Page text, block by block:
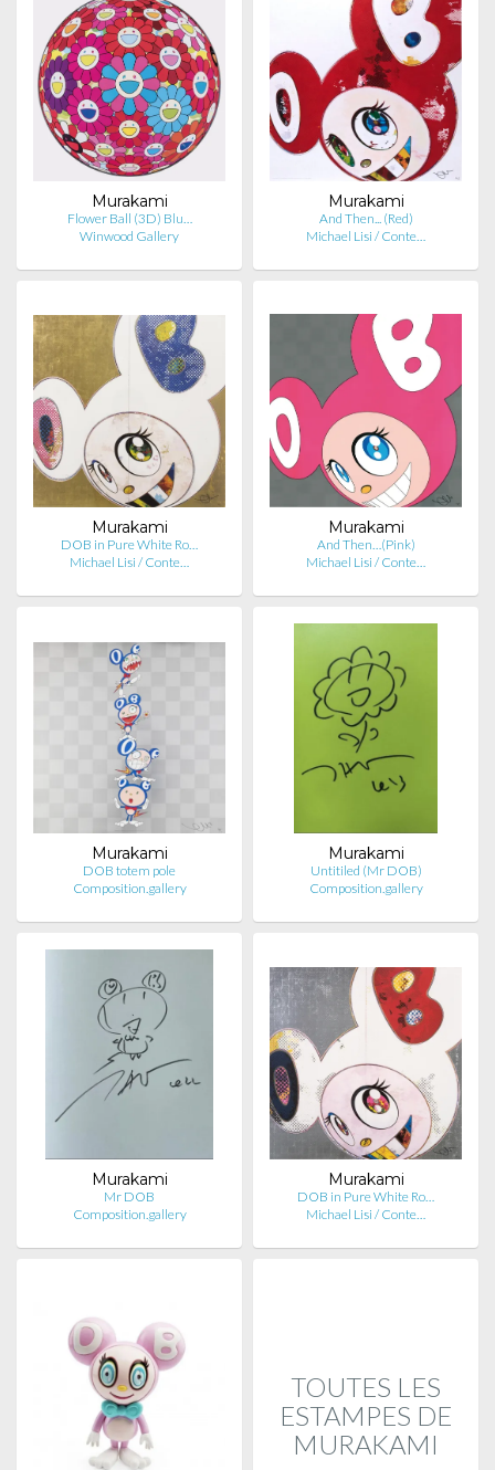
Murakami
Flower Ball (3D) Blu…
Winwood Gallery
Murakami
And Then... (Red)
Michael Lisi / Conte…
Murakami
DOB in Pure White Ro…
Michael Lisi / Conte…
Murakami
And Then…(Pink)
Michael Lisi / Conte…
Murakami
DOB totem pole
Composition.gallery
Murakami
Untitiled (Mr DOB)
Composition.gallery
Murakami
Mr DOB
Composition.gallery
Murakami
DOB in Pure White Ro…
Michael Lisi / Conte…
TOUTES LES
ESTAMPES DE
MURAKAMI